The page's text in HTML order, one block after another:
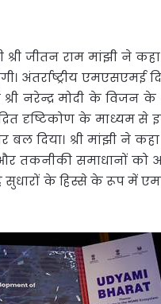
जीतन राम मांझी ने
एमएसएमई
नरेन्द्र मोदी के विजन
दृष्टिकोण के माध्यम से
दिया। श्री मांझी ने
तकनीकी समाधानों
के हिस्से के रूप में